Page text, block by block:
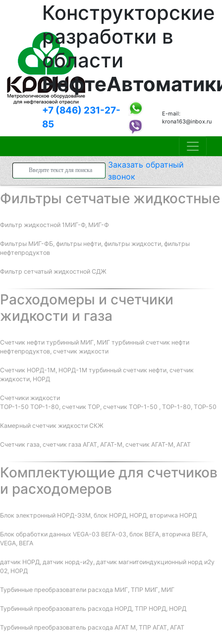
Конструкторские
разработки в
области
+7 (846) 231-27-
85
E-mail:
krona163@inbox.ru
Заказатьобратный
звонок
Фильтры сетчатые жидкостные
Фильтр жидкостной 1МИГ-Ф, МИГ-Ф
Фильтры МИГ-ФБ, фильтры нефти, фильтры жидкости, фильтры
нефтепродуктов
Фильтр сетчатый жидкостной СДЖ
Расходомеры и счетчики
жидкости и газа
Счетчик нефти турбинный МИГ, МИГ турбинный счетчик нефти
нефтепродуктов, счетчик жидкости
Счетчик НОРД-1М, НОРД-1М турбинный счетчик нефти, счетчик
жидкости, НОРД
Счетчики жидкости
ТОР-1-50 ТОР-1-80, счетчик ТОР, счетчик ТОР-1-50 , ТОР-1-80, ТОР-50
Камерный счетчик жидкости СКЖ
Счетчик газа, счетчик газа АГАТ, АГАТ-М, счетчик АГАТ-М, АГАТ
Комплектующие для счетчиков
и расходомеров
Блок электронный НОРД-Э3М, блок НОРД, НОРД, вторичка НОРД
Блок обработки данных VEGA-03 ВЕГА-03, блок ВЕГА, вторичка ВЕГА,
VEGA, ВЕГА
датчик НОРД, датчик норд-и2у, датчик магнитоиндукционный норд и2у
02, НОРД
Турбинные преобразователи расхода МИГ, ТПР МИГ, МИГ
Турбинный преобразователь расхода НОРД, ТПР НОРД, НОРД
Турбинный преобразователь расхода АГАТ М, ТПР АГАТ, АГАТ